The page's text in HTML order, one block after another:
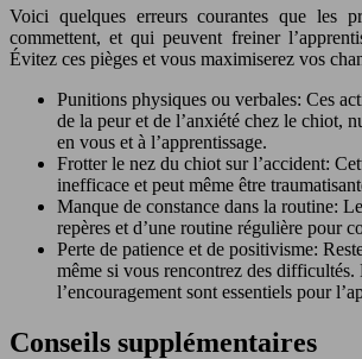
Voici quelques erreurs courantes que les
commettent, et qui peuvent freiner
Évitez ces pièges et vous maximiserez vos
Punitions physiques ou verbales: Ces
de la peur et de l’anxiété chez le chiot,
en vous et à l’apprentissage.
Frotter le nez du chiot sur l’accident:
inefficace et peut même être
Manque de constance dans la routine:
repères et d’une routine régulière pour
Perte de patience et de positivisme:
même si vous rencontrez des difficultés.
l’encouragement sont essentiels pour
Conseils supplémentaires